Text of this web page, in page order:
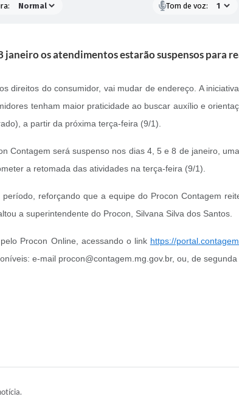
Tom de voz:
janeiro os atendimentos estarão suspensos para
direitos do consumidor, vai mudar de endereço. A
tenham maior praticidade ao buscar auxílio e
a partir da próxima terça-feira (9/1).
Contagem será suspenso nos dias 4, 5 e 8 de janeiro,
a retomada das atividades na terça-feira (9/1).
reforçando que a equipe do Procon Contagem
a superintendente do Procon, Silvana Silva dos Santos.
Procon Online, acessando o link https://
e-mail procon@contagem.mg.gov.br, ou, de